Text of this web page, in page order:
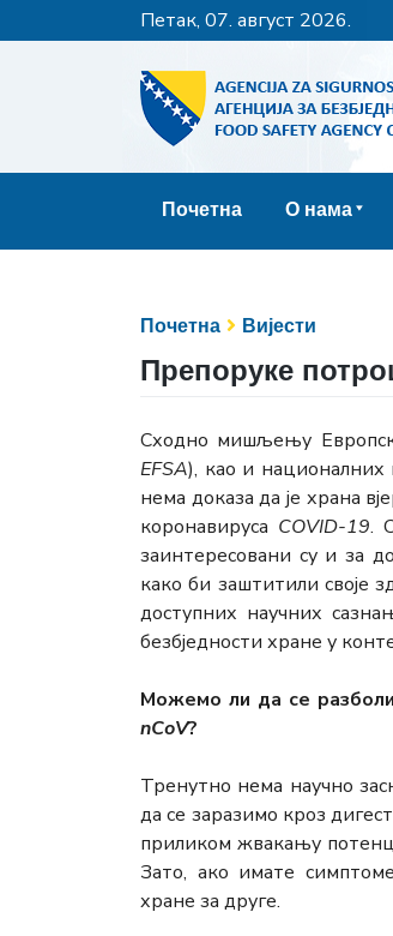
петак, 07. август 2026.
Почетна О нама
Почетна Вијести
Препоруке
Сходно мишљењу
EFSA), као и националних
нема доказа да је храна
коронавируса COVID-19.
заинтересовани су и за
како би заштитили своје
доступних научних
безбједности хране у
Можемо ли да се
nCоV?
Тренутно нема научно
да се заразимо кроз
приликом жвакању
Зато, ако имате
хране за друге.